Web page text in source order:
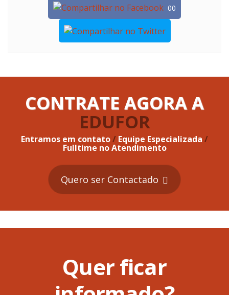
00
CONTRATE AGORA A
EDUFOR
Entramos em contato/ Equipe Especializada /
Fulltime no Atendimento
Quero ser Contactado
Quer ficar